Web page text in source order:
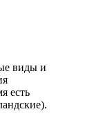
виды и
есть